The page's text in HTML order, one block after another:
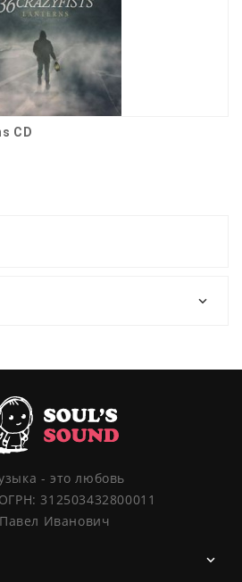
CD
- это любовь
312503432800011
Иванович